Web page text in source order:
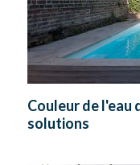
Couleur de l'eau
solutions